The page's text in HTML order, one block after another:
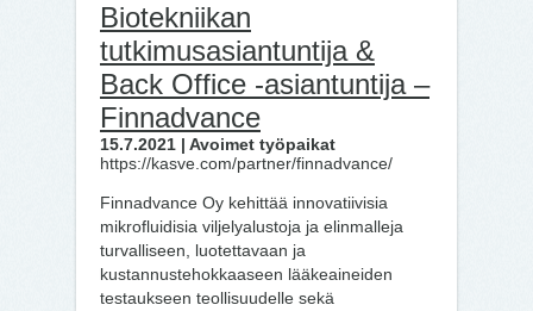
Biotekniikan
tutkimusasiantuntija &
Back Office -asiantuntija –
Finnadvance
15.7.2021 | Avoimet työpaikat
https://kasve.com/partner/finnadvance/
Finnadvance Oy kehittää innovatiivisia
mikrofluidisia viljelyalustoja ja elinmalleja
turvalliseen, luotettavaan ja
kustannustehokkaaseen lääkeaineiden
testaukseen teollisuudelle sekä